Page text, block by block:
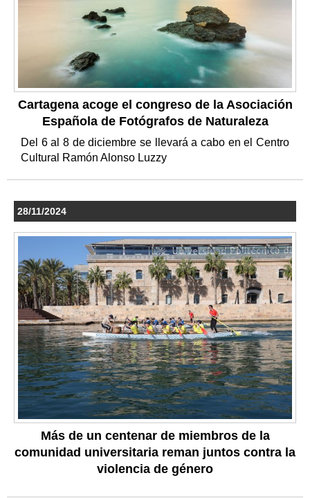
Cartagena acoge el congreso de la Asociación
Española de Fotógrafos de Naturaleza
Del 6 al 8 de diciembre se llevará a cabo en el Centro
Cultural Ramón Alonso Luzzy
28/11/2024
Más de un centenar de miembros de la
comunidad universitaria reman juntos contra la
violencia de género